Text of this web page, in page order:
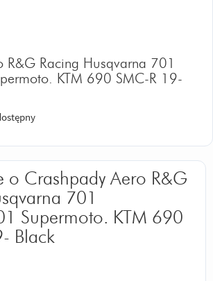
R&G Racing Husqvarna 701
KTM 690 SMC-R 19-
o Crashpady Aero R&G
701
Supermoto. KTM 690
Black